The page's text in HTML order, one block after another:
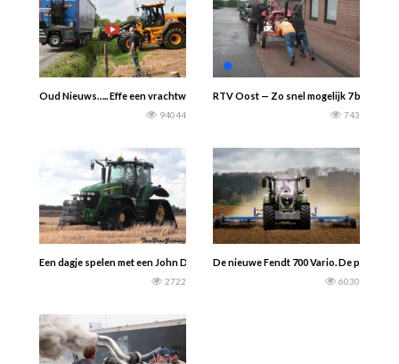
Oud Nieuws….. Effe een vrachtwagen weer op de weg zetten……… Putten in
94044
RTV Oost — Zo snel mogelijk 7 bier
743
Een dagje spelen met een John Deere 7830 met Tracks .
2722
De nieuwe Fendt 700 Vario. De
6030